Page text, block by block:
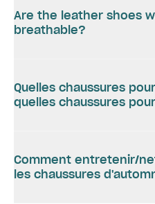
Are the leather shoes
breathable?
Quelles chaussures
quelles chaussures
Comment entretenir/
les chaussures